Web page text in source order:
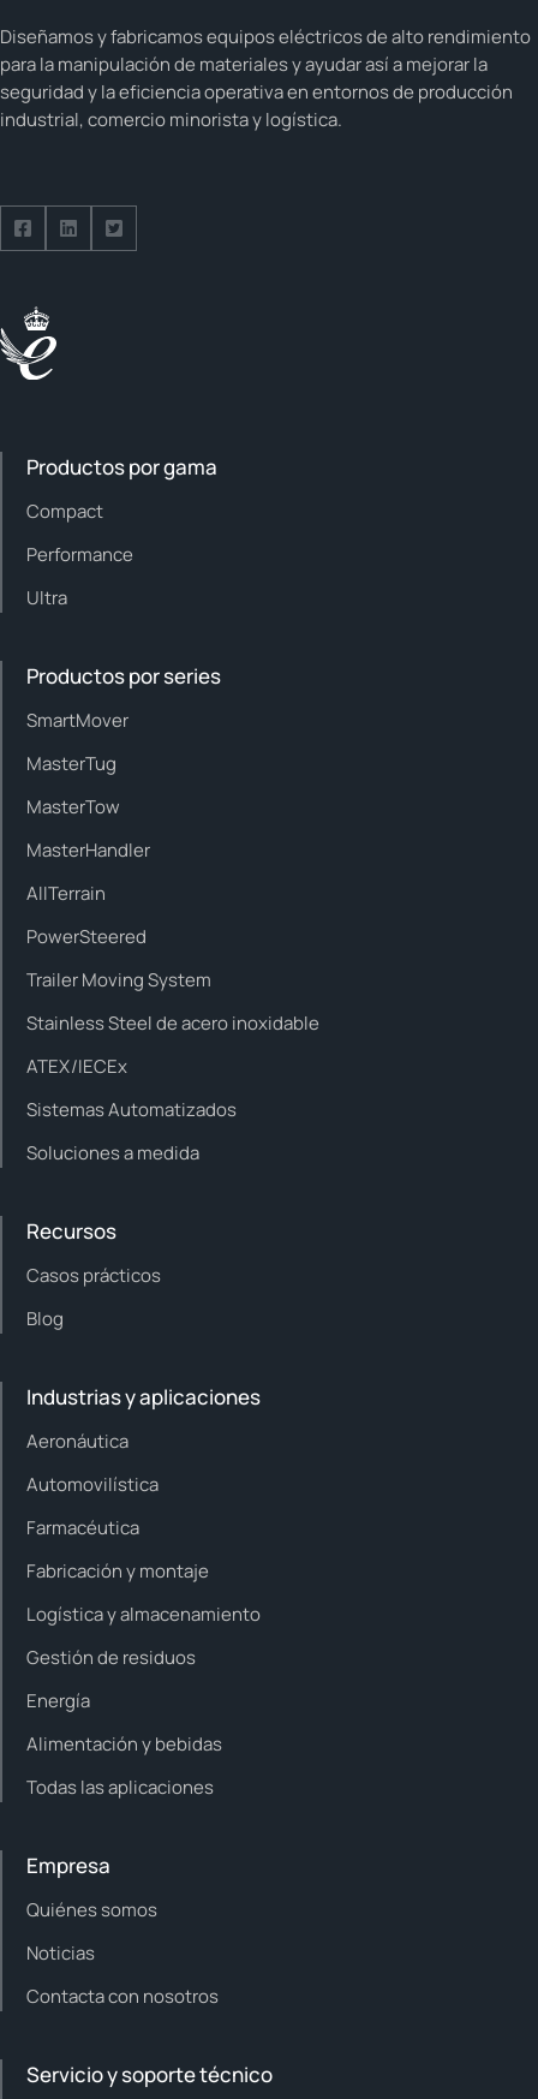
Diseñamos y fabricamos equipos eléctricos de alto rendimiento
para la manipulación de materiales y ayudar así a mejorar la
seguridad y la eficiencia operativa en entornos de producción
industrial, comercio minorista y logística.
Síguenos en Facebook
Síguenos en LinkedIn
Síguenos en Twitter
Productos por gama
Compact
Performance
Ultra
Productos por series
SmartMover
MasterTug
MasterTow
MasterHandler
AllTerrain
PowerSteered
Trailer Moving System
Stainless Steel de acero inoxidable
ATEX/IECEx
Sistemas Automatizados
Soluciones a medida
Recursos
Casos prácticos
Blog
Industrias y aplicaciones
Aeronáutica
Automovilística
Farmacéutica
Fabricación y montaje
Logística y almacenamiento
Gestión de residuos
Energía
Alimentación y bebidas
Todas las aplicaciones
Empresa
Quiénes somos
Noticias
Contacta con nosotros
Servicio y soporte técnico